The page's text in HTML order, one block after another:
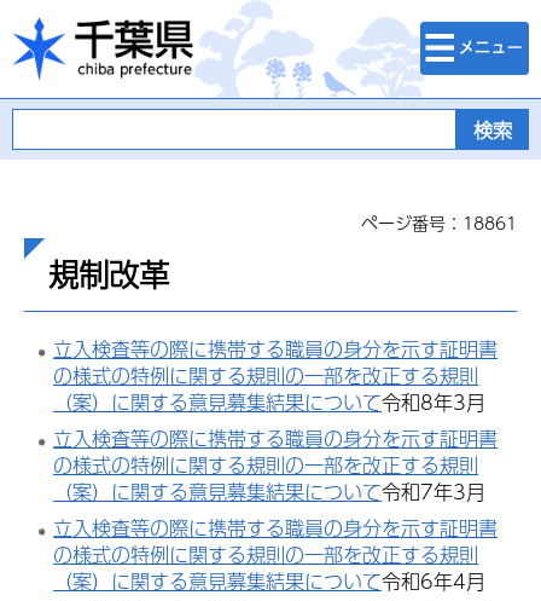
千葉県
検索・メニュ
ー
ページ番号：18861
規制改革
立入検査等の際に携帯する職員の身分を示す証明書
の様式の特例に関する規則の一部を改正する規則
（案）に関する意見募集結果について令和8年3月
立入検査等の際に携帯する職員の身分を示す証明書
の様式の特例に関する規則の一部を改正する規則
（案）に関する意見募集結果について令和7年3月
立入検査等の際に携帯する職員の身分を示す証明書
の様式の特例に関する規則の一部を改正する規則
（案）に関する意見募集結果について令和6年4月